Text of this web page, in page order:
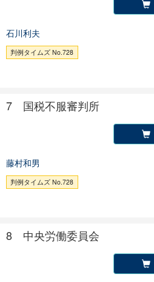
石川利夫
判例タイムズ No.728
7 国税不服審判所
藤村和男
判例タイムズ No.728
8 中央労働委員会